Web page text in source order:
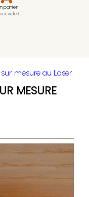
panier
vide)
mesure au Laser
MESURE